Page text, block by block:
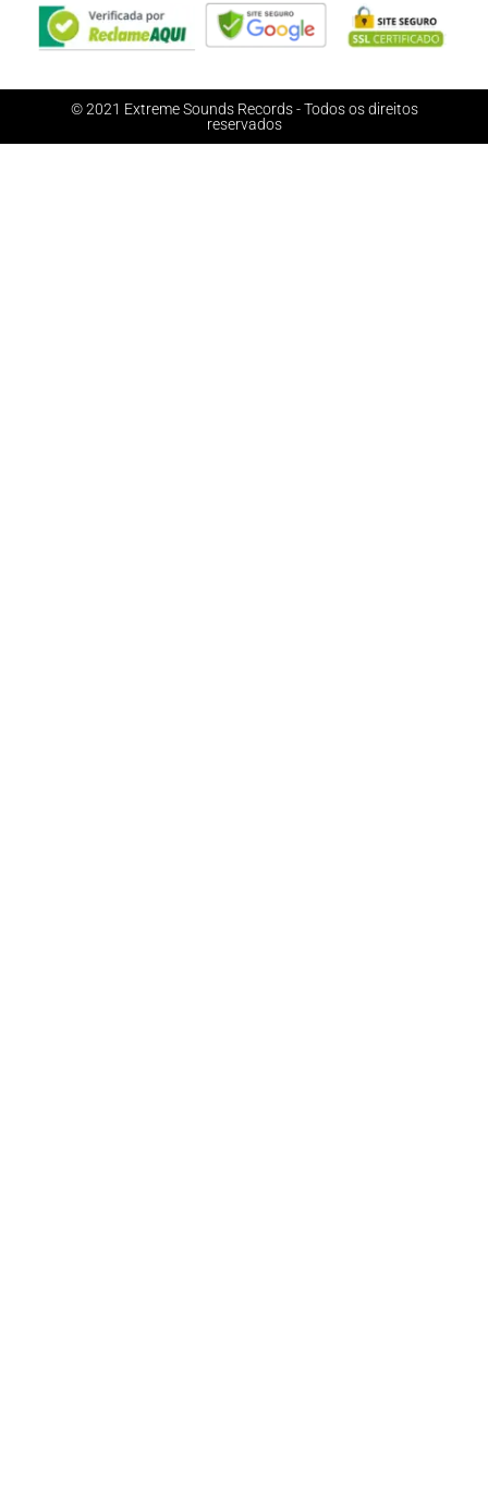
© 2021 Extreme Sounds Records - Todos os direitos
reservados